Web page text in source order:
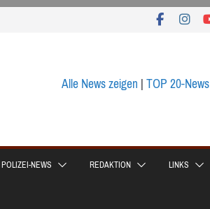
Alle News zeigen|TOP 20-News
POLIZEI-NEWS REDAKTION LINKS